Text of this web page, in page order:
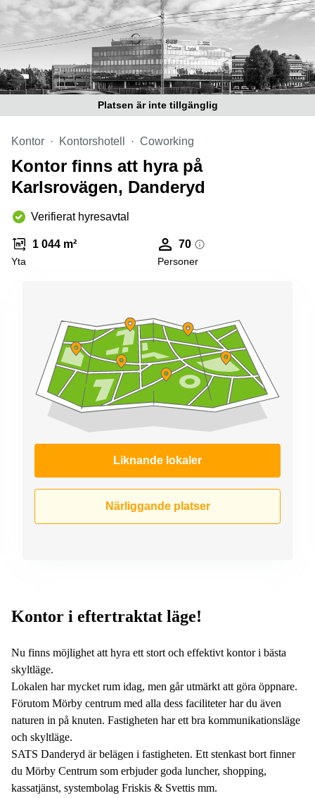
Lediga
lokaler
Hägersten
Platsen är inte tillgänglig
Kontor Kontorshotell Coworking
Kontor finns att hyra på
Karlsrovägen, Danderyd
Verifierat hyresavtal
1 044 m²
Yta
70
Personer
Liknande lokaler
Närliggande platser
Kontor i eftertraktat läge!
Nu finns möjlighet att hyra ett stort och effektivt kontor i bästa
skyltläge.
Lokalen har mycket rum idag, men går utmärkt att göra öppnare.
Förutom Mörby centrum med alla dess faciliteter har du även
naturen in på knuten. Fastigheten har ett bra kommunikationsläge
och skyltläge.
SATS Danderyd är belägen i fastigheten. Ett stenkast bort finner
du Mörby Centrum som erbjuder goda luncher, shopping,
kassatjänst, systembolag Friskis & Svettis mm.